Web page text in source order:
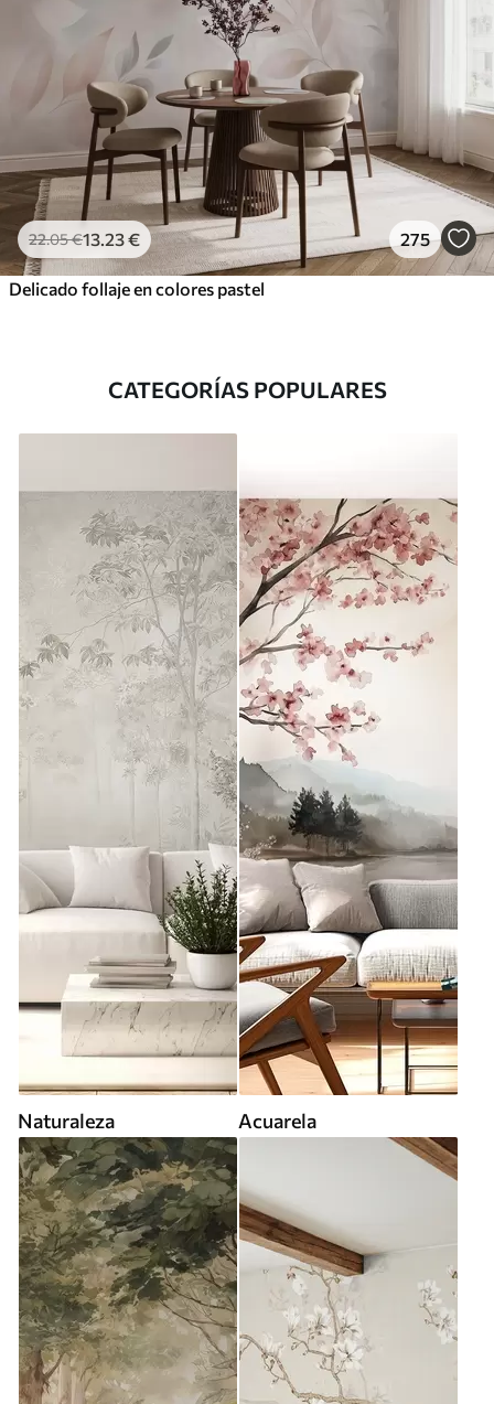
22.05€13 .23€ 275
Delicado follaje en colores pastel
CATEGORÍAS POPULARES
Naturaleza Acuarela